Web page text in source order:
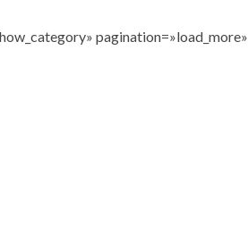
pagination=»load_more»